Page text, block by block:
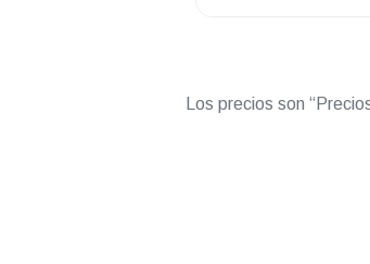
Los precios son